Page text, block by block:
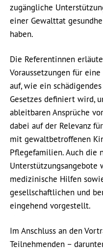
zugängliche
einer Gewalttat
haben.
Die Referentinnen
Voraussetzungen für
auf, wie ein
Gesetzes definiert wird,
ableitbaren Ansprüche
dabei auf der Relevanz
mit gewaltbetroffenen
Pflegefamilien. Auch die
Unterstützungsangebote
medizinische Hilfen
gesellschaftlichen und
eingehend vorgestellt.
Im Anschluss an den
Teilnehmenden –